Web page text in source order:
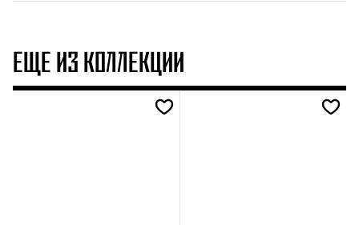
ЕЩЕ ИЗ КОЛЛЕКЦИИ